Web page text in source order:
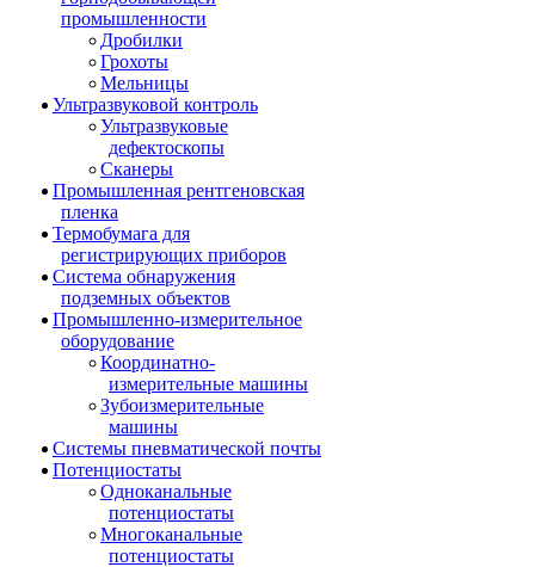
промышленности
Дробилки
Грохоты
Мельницы
Ультразвуковой контроль
Ультразвуковые
дефектоскопы
Сканеры
Промышленная рентгеновская
пленка
Термобумага для
регистрирующих приборов
Система обнаружения
подземных объектов
Промышленно-измерительное
оборудование
Координатно-
измерительные машины
Зубоизмерительные
машины
Системы пневматической почты
Потенциостаты
Одноканальные
потенциостаты
Многоканальные
потенциостаты